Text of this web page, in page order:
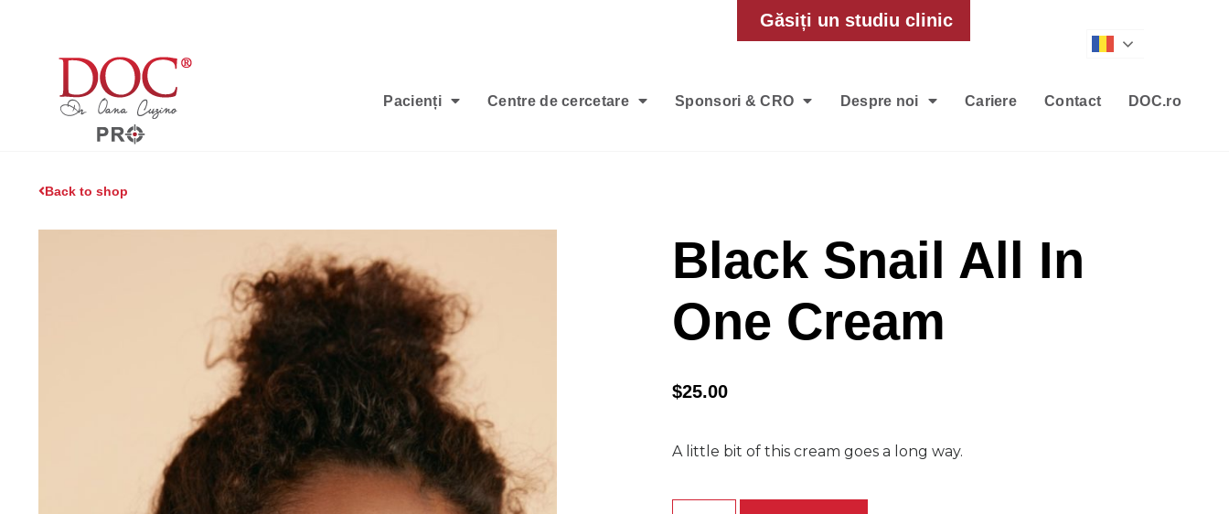
Găsiți un studiu clinic
Pacienți Centre de cercetare Sponsori & CRO Despre noi Cariere Contact DOC.ro
Back to shop
Black Snail All In
One Cream
$25.00
A little bit of this cream goes a long way.
Romanian